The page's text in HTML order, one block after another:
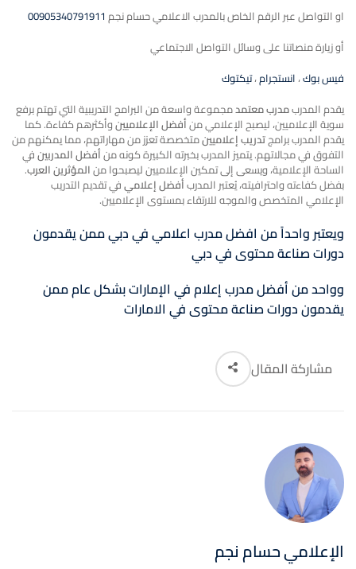
او التواصل عبر الرقم الخاص بالمدرب الاعلامي حسام نجم 00905340791911
أو زيارة منصاتنا على وسائل التواصل الاجتماعي
فيس بوك،انستجرام،تيكتوك
يقدم المدربمدرب معتمدمجموعة واسعة من البرامج التدريبية التي تهتم برفع
سوية الإعلاميين، ليصبح الإعلامي منأفضل الإعلاميينوأكثرهم كفاءة. كما
يقدم المدرب برامجتدريب إعلاميينمتخصصة تعزز من مهاراتهم، مما يمكنهم من
التفوق في مجالاتهم. يتميز المدرب بخبرته الكبيرة كونه منأفضل المدربينفي
الساحة الإعلامية، ويسعى إلى تمكين الإعلاميين ليصبحوا منالمؤثرين العرب.
بفضل كفاءته واحترافيته، يُعتبر المدربأفضل إعلاميفي تقديم التدريب
الإعلامي المتخصص والموجه للارتقاء بمستوى الإعلاميين.
ويعتبر واحداً من افضل مدرب اعلامي في دبي ممن يقدمون
دورات صناعة محتوى في دبي
وواحد من أفضل مدرب إعلام في الإمارات بشكل عام ممن
يقدمون دورات صناعة محتوى في الامارات
مشاركة المقال
الإعلامي حسام نجم